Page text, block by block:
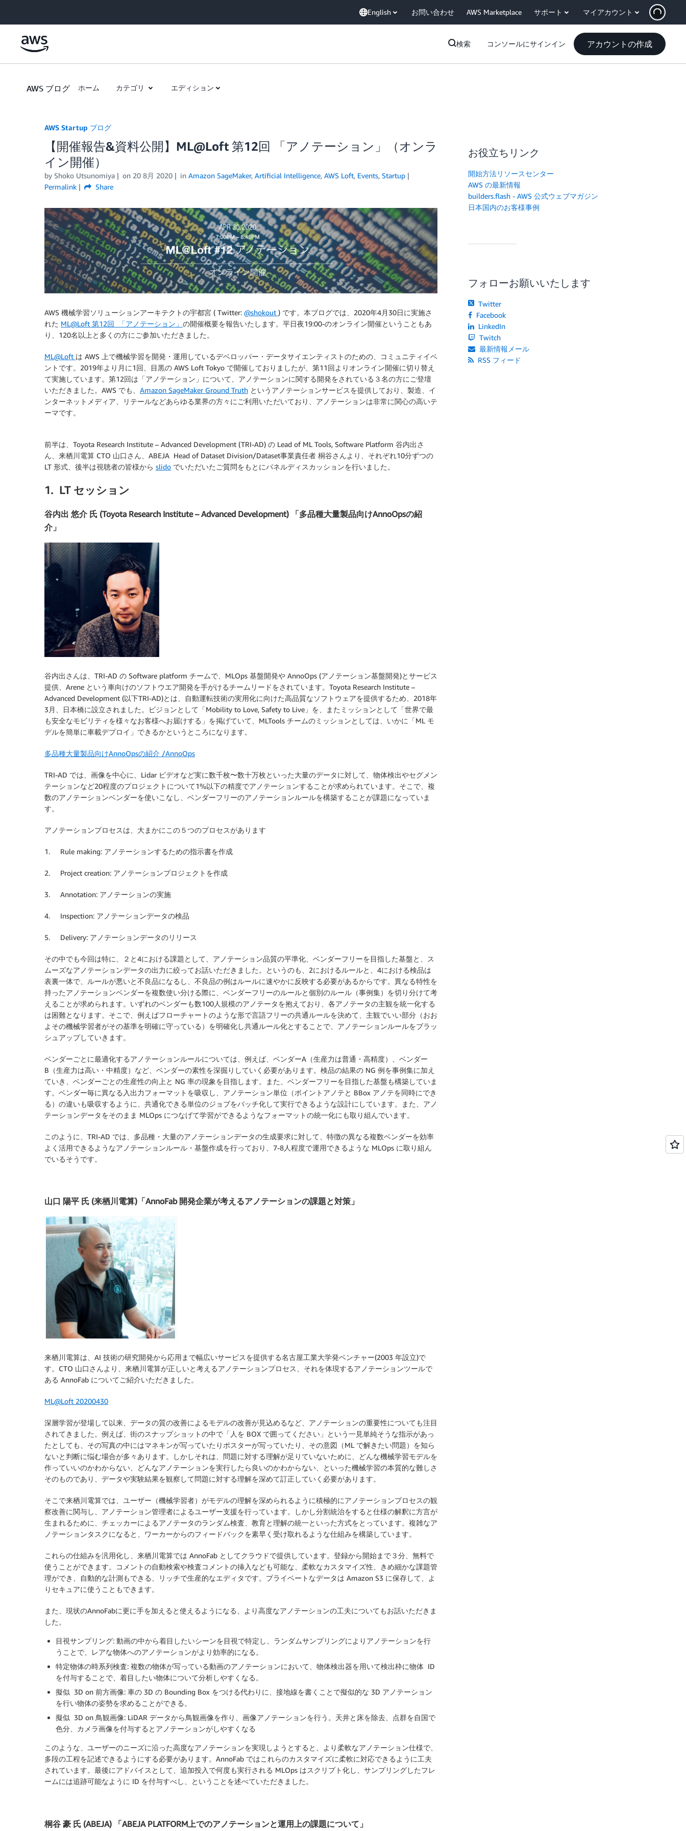
English お問い合わせ AWS Marketplace サポート マイアカウント
検索 コンソールにサインイン アカウントの作成
AWS ブログ ホーム カテゴリ エディション
AWS Startup ブログ
【開催報告&資料公開】ML@Loft 第12回 「アノテーション」（オンラ
イン開催）
by Shoko Utsunomiya on 20 8月 2020 in Amazon SageMaker, Artificial Intelligence, AWS Loft, Events, Startup
Permalink
Share
AWS 機械学習ソリューションアーキテクトの宇都宮 ( Twitter: @shokout ) です。本ブログでは、2020年4月30日に実施さ
れた ML@Loft 第12回 「アノテーション」 の開催概要を報告いたします。平日夜19:00-のオンライン開催ということもあ
り、120名以上と多くの方にご参加いただきました。
ML@Loft は AWS 上で機械学習を開発・運用しているデベロッパー・データサイエンティストのための、コミュニティイベ
ントです。2019年より月に1回、目黒の AWS Loft Tokyo で開催しておりましたが、第11回よりオンライン開催に切り替え
て実施しています。第12回は「アノテーション」について、アノテーションに関する開発をされている３名の方にご登壇
いただきました。AWS でも、 Amazon SageMaker Ground Truth というアノテーションサービスを提供しており、製造、イ
ンターネットメディア、リテールなどあらゆる業界の方々にご利用いただいており、アノテーションは非常に関心の高いテ
ーマです。
前半は、Toyota Research Institute – Advanced Development (TRI-AD) の Lead of ML Tools, Software Platform 谷内出さ
ん、来栖川電算 CTO 山口さん、ABEJA Head of Dataset Division/Dataset事業責任者 桐谷さんより、それぞれ10分ずつの
LT 形式、後半は視聴者の皆様から slido でいただいたご質問をもとにパネルディスカッションを行いました。
1. LT セッション
谷内出 悠介 氏 (Toyota Research Institute – Advanced Development) 「多品種大量製品向けAnnoOpsの紹
介」
谷内出さんは、TRI-AD の Software platform チームで、MLOps 基盤開発や AnnoOps (アノテーション基盤開発)とサービス
提供、Arene という車向けのソフトウエア開発を手がけるチームリードをされています。Toyota Research Institute –
Advanced Development (以下TRI-AD)とは、自動運転技術の実用化に向けた高品質なソフトウェアを提供するため、2018年
3月、日本橋に設立されました。ビジョンとして「Mobility to Love, Safety to Live」を、またミッションとして「世界で最
も安全なモビリティを様々なお客様へお届けする」を掲げていて、MLTools チームのミッションとしては、いかに「ML モ
デルを簡単に車載デプロイ」できるかというところになります。
多品種大量製品向けAnnoOpsの紹介 /AnnoOps
TRI-AD では、画像を中心に、Lidar ビデオなど実に数千枚〜数十万枚といった大量のデータに対して、物体検出やセグメン
テーションなど20程度のプロジェクトについて1%以下の精度でアノテーションすることが求められています。そこで、複
数のアノテーションベンダーを使いこなし、ベンダーフリーのアノテーションルールを構築することが課題になっていま
す。
アノテーションプロセスは、大まかにこの５つのプロセスがあります
1. Rule making: アノテーションするための指示書を作成
2. Project creation: アノテーションプロジェクトを作成
3. Annotation: アノテーションの実施
4. Inspection: アノテーションデータの検品
5. Delivery: アノテーションデータのリリース
その中でも今回は特に、２と4における課題として、アノテーション品質の平準化、ベンダーフリーを目指した基盤と、ス
ムーズなアノテーションデータの出力に絞ってお話いただきました。というのも、2におけるルールと、4における検品は
表裏一体で、ルールが悪いと不良品になるし、不良品の例はルールに速やかに反映する必要があるからです。異なる特性を
持ったアノテーションベンダーを複数使い分ける際に、ベンダーフリーのルールと個別のルール（事例集）を切り分けて考
えることが求められます。いずれのベンダーも数100人規模のアノテータを抱えており、各アノテータの主観を統一化する
は困難となります。そこで、例えばフローチャートのような形で言語フリーの共通ルールを決めて、主観でいい部分（おお
よその機械学習者がその基準を明確に守っている）を明確化し共通ルール化とすることで、アノテーションルールをブラッ
シュアップしていきます。
ベンダーごとに最適化するアノテーションルールについては、例えば、ベンダーA（生産力は普通・高精度）、ベンダー
B（生産力は高い・中精度）など、ベンダーの素性を深掘りしていく必要があります。検品の結果の NG 例を事例集に加え
ていき、ベンダーごとの生産性の向上と NG 率の現象を目指します。また、ベンダーフリーを目指した基盤も構築していま
す。ベンダー毎に異なる入出力フォーマットを吸収し、アノテーション単位（ポイントアノテと BBox アノテを同時にでき
る）の違いも吸収するように、共通化できる単位のジョブをバッチ化して実行できるような設計にしています。また、アノ
テーションデータをそのまま MLOps につなげて学習ができるようなフォーマットの統一化にも取り組んでいます。
このように、TRI-AD では、多品種・大量のアノテーションデータの生成要求に対して、特徴の異なる複数ベンダーを効率
よく活用できるようなアノテーションルール・基盤作成を行っており、7-8人程度で運用できるような MLOps に取り組ん
でいるそうです。
山口 陽平 氏 (来栖川電算)「AnnoFab 開発企業が考えるアノテーションの課題と対策」
来栖川電算は、AI 技術の研究開発から応用まで幅広いサービスを提供する名古屋工業大学発ベンチャー(2003 年設立)で
す。CTO 山口さんより、来栖川電算が正しいと考えるアノテーションプロセス、それを体現するアノテーションツールで
ある AnnoFab についてご紹介いただきました。
ML@Loft 20200430
深層学習が登場して以来、データの質の改善によるモデルの改善が見込めるなど、アノテーションの重要性についても注目
されてきました。例えば、街のスナップショットの中で「人を BOX で囲ってください」という一見単純そうな指示があっ
たとしても、その写真の中にはマネキンが写っていたりポスターが写っていたり、その意図（ML で解きたい問題）を知ら
ないと判断に悩む場合が多々あります。しかしそれは、問題に対する理解が足りていないために、どんな機械学習モデルを
作っていいのかわからない、どんなアノテーションを実行したら良いのかわからない、といった機械学習の本質的な難しさ
そのものであり、データや実験結果を観察して問題に対する理解を深めて訂正していく必要があります。
そこで来栖川電算では、ユーザー（機械学習者）がモデルの理解を深められるように積極的にアノテーションプロセスの観
察改善に関与し、アノテーション管理者によるユーザー支援を行っています。しかし分割統治をすると仕様の解釈に方言が
生まれるために、チェッカーによるアノテータのランダム検査、教育と理解の統一といった方式をとっています。複雑なア
ノテーションタスクになると、ワーカーからのフィードバックを素早く受け取れるような仕組みを構築しています。
これらの仕組みを汎用化し、来栖川電算では AnnoFab としてクラウドで提供しています。登録から開始まで３分、無料で
使うことができます。コメントの自動検索や検査コメントの挿入なども可能な、柔軟なカスタマイズ性、きめ細かな課題管
理ができ、自動的な計測もできる、リッチで生産的なエディタです。プライベートなデータは Amazon S3 に保存して、よ
りセキュアに使うこともできます。
また、現状のAnnoFabに更に手を加えると使えるようになる、より高度なアノテーションの工夫についてもお話いただきま
した。
目視サンプリング: 動画の中から着目したいシーンを目視で特定し、ランダムサンプリングによりアノテーションを行
うことで、レアな物体へのアノテーションがより効率的になる。
特定物体の時系列検査: 複数の物体が写っている動画のアノテーションにおいて、物体検出器を用いて検出枠に物体 ID
を付与することで、着目したい物体について分析しやすくなる。
擬似 3D on 前方画像: 車の 3D の Bounding Box をつける代わりに、接地線を書くことで擬似的な 3D アノテーション
を行い物体の姿勢を求めることができる。
擬似 3D on 鳥観画像: LiDAR データから鳥観画像を作り、画像アノテーションを行う。天井と床を除去、点群を自国で
色分、カメラ画像を付与するとアノテーションがしやすくなる
このような、ユーザーのニーズに沿った高度なアノテーションを実現しようとすると、より柔軟なアノテーション仕様で、
多段の工程を記述できるようにする必要があります。AnnoFab ではこれらのカスタマイズに柔軟に対応できるように工夫
されています。最後にアドバイスとして、追加投入で何度も実行される MLOps はスクリプト化し、サンプリングしたフレ
ームには追跡可能なように ID を付与すべし、ということを述べていただきました。
桐谷 豪 氏 (ABEJA) 「ABEJA PLATFORM上でのアノテーションと運用上の課題について」
お役立ちリンク
開始方法リソースセンター
AWS の最新情報
builders.flash - AWS 公式ウェブマガジン
日本国内のお客様事例
フォローお願いいたします
Twitter
Facebook
LinkedIn
Twitch
最新情報メール
RSS フィード